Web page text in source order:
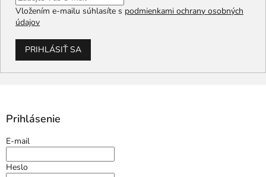
Vložením e-mailu súhlasíte s podmienkami ochrany osobných
údajov
PRIHLÁSIŤ SA
Prihlásenie
E-mail
Heslo